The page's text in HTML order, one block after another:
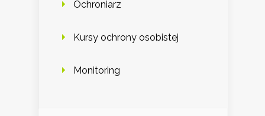
Ochroniarz
Kursy ochrony osobistej
Monitoring